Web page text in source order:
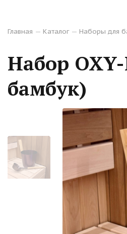
Главная — Каталог — Наборы для
Набор
бамбук)